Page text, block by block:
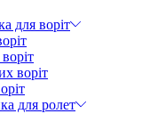
для воріт
воріт
для ролет